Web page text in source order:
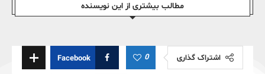
مطالب بیشتری از این نویسندە
اشتراک گذاری 0
Facebook